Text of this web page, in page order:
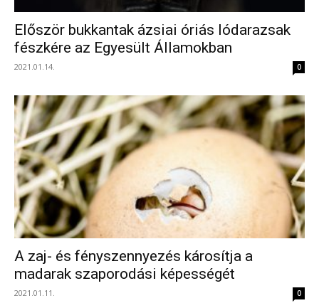
Először bukkantak ázsiai óriás lódarazsak
fészkére az Egyesült Államokban
2021.01.14. 0
A zaj- és fényszennyezés károsítja a
madarak szaporodási képességét
2021.01.11. 0